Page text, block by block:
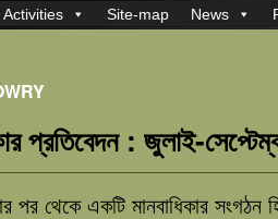
Activities Site-map News
প্রতিবেদন : জুলাই-
পর থেকে একটি মানবাধিকার সংগঠন